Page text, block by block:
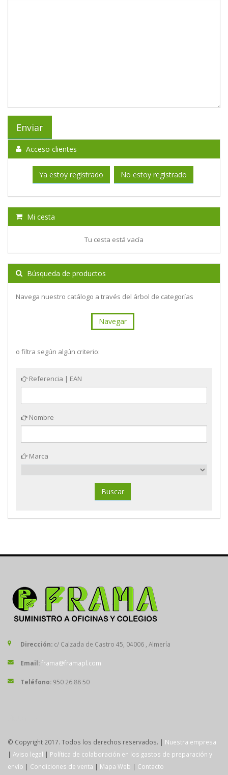
Acceso clientes
Ya estoy registrado No estoy registrado
Mi cesta
Tu cesta está vacía
Búsqueda de productos
Navega nuestro catálogo a través del árbol de categorías
Navegar
o filtra según algún criterio:
Referencia | EAN
Nombre
Marca
Dirección: c/ Calzada de Castro 45, 04006 , Almería
Email:frama@framapl.com
Teléfono: 950 26 88 50
© Copyright 2017. Todos los derechos reservados. | Nuestra empresa
| Aviso legal | Política de colaboración en los gastos de preparación y
envío | Condiciones de venta | Mapa Web | Contacto